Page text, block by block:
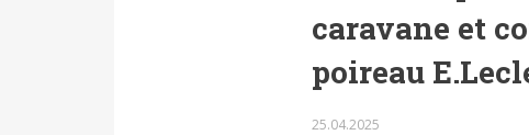
caravane et
poireau
25.04.2025